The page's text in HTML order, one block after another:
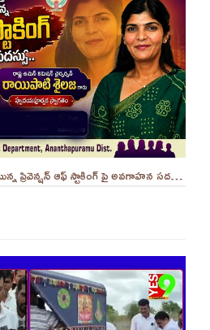
మహిళలు, విద్యార్తినిలు ఎదుర్కొంటున్న ప్రివెన్షన్ ఆఫ్ స్టాకింగ్ పై అవగాహన సదస్సు.. - ||YES 9TV